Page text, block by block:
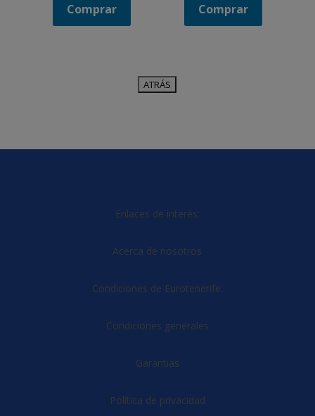
Comprar Comprar
Enlaces de interés:
Acerca de nosotros
Condiciones de Eurotenerife:
Condiciones generales
Garantias
Política de privacidad